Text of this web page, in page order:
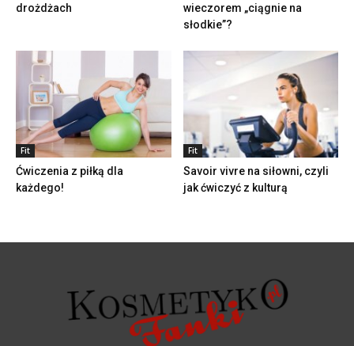
drożdżach
wieczorem „ciągnie na
słodkie”?
Fit
Ćwiczenia z piłką dla
każdego!
Fit
Savoir vivre na siłowni, czyli
jak ćwiczyć z kulturą